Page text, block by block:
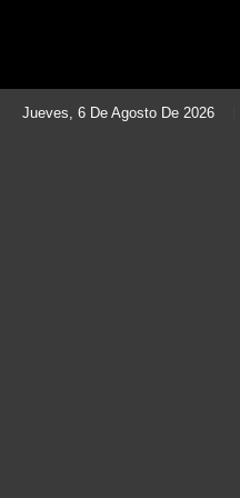
Jueves, 6 De Agosto De 2026